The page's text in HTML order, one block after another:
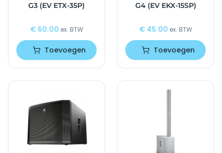
G3 (EV ETX-35P)
€ 60.00 ex. BTW
Toevoegen
G4 (EV EKX-15SP)
€ 45.00 ex. BTW
Toevoegen